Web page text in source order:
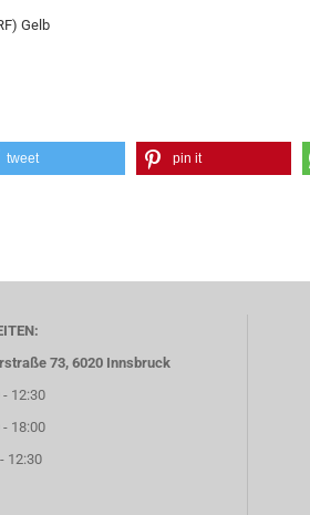
Gelb
tweet pin it
73, 6020 Innsbruck
12:30
18:00